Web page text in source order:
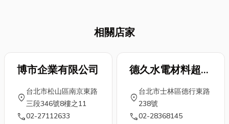
廣泛。南投橡
膠製品依照其
製造方式與使
用環境等，可
分為許多類
鮮、乾貨通通
都能真空！餐
廳老闆再也不
用擔心食材壞
掉，小編跟你
說一個秘密，
想讓食材放更
久、吃得更安
癢、皮膚癢...
各種不舒服通
間灰塵多更是
塵、塵蟎、毛
相關店家
博市企業有限公司
location_on
台北市松山區南京東路
三段346號8樓之11
call02-27112633
德久水電材料超市
〈天母德行店〉
location_on
台北市士林區德行東路
238號
call02-28368145